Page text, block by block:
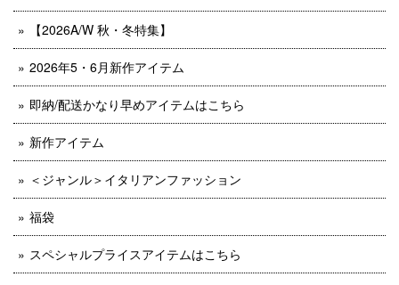
【2026A/W 秋・冬特集】
2026年5・6月新作アイテム
即納/配送かなり早めアイテムはこちら
新作アイテム
＜ジャンル＞イタリアンファッション
福袋
スペシャルプライスアイテムはこちら